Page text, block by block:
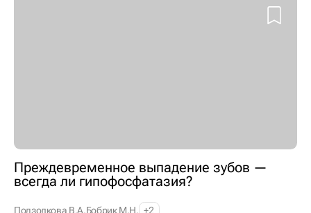
Преждевременное выпадение зубов —
всегда ли гипофосфатазия?
Подзолкова В.А.Бобрик М.Н. +2